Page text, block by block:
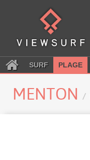
SURF PLAGE
MENTON